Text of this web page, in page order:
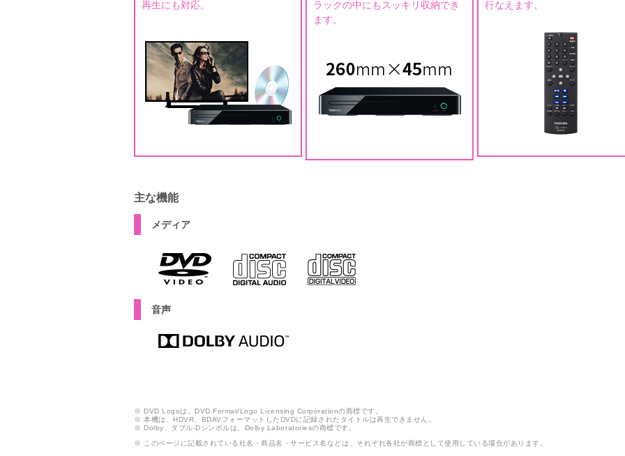
再生にも対応。
ラックの中にもスッキリ収納でき
ます。
行なえます。
主な機能
メディア
音声
※ DVD Logoは、DVD Format/Logo Licensing Corporationの商標です。
※ 本機は、HDVR、BDAVフォーマットしたDVDに記録されたタイトルは再生できません。
※ Dolby、ダブル-Dシンボルは、Dolby Laboratoriesの商標です。
※ このページに記載されている社名・商品名・サービス名などは、それぞれ各社が商標として使用している場合があります。